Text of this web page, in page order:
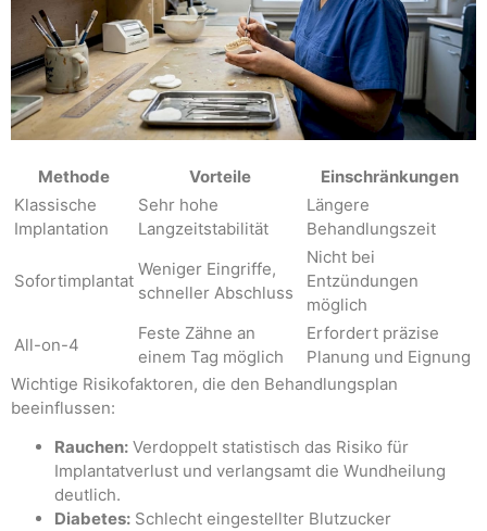
Methode Vorteile
Einschränkungen
Klassische
Implantation
Sehr hohe
Langzeitstabilität
Längere
Behandlungszeit
Sofortimplantat
Weniger Eingriffe,
schneller Abschluss
Nicht bei
Entzündungen
möglich
All-on-4
Feste Zähne an
einem Tag möglich
Erfordert präzise
Planung und Eignung
Wichtige Risikofaktoren, die den Behandlungsplan
beeinflussen:
Rauchen: Verdoppelt statistisch das Risiko für
Implantatverlust und verlangsamt die Wundheilung
deutlich.
Diabetes: Schlecht eingestellter Blutzucker